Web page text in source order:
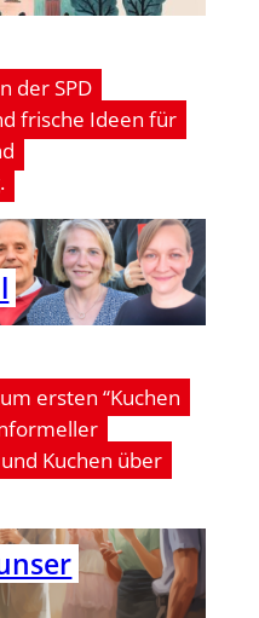
der SPD
frische Ideen für
ersten “Kuchen
Kuchen über